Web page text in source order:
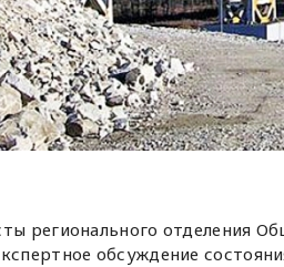
регионального отделения
обсуждение